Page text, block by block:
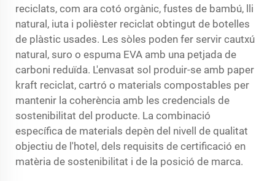
reciclats, com ara cotó orgànic, fustes de bambú, lli
natural, iuta i polièster reciclat obtingut de botelles
de plàstic usades. Les sòles poden fer servir cautxú
natural, suro o espuma EVA amb una petjada de
carboni reduïda. L'envasat sol produir-se amb paper
kraft reciclat, cartró o materials compostables per
mantenir la coherència amb les credencials de
sostenibilitat del producte. La combinació
específica de materials depèn del nivell de qualitat
objectiu de l'hotel, dels requisits de certificació en
matèria de sostenibilitat i de la posició de marca.